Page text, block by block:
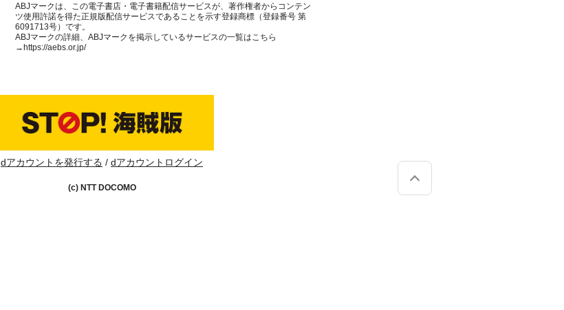
ABJマークは、この電子書店・電子書籍配信サービスが、著作権者からコンテン
ツ使用許諾を得た正規版配信サービスであることを示す登録商標（登録番号 第
6091713号）です。
ABJマークの詳細、ABJマークを掲示しているサービスの一覧はこちら
→ https://aebs.or.jp/
dアカウントを発行する dアカウントログイン
(c) NTT DOCOMO